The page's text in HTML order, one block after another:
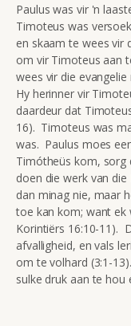
Paulus was vir 'n
Timoteus was
en skaam te wees vir
om vir Timoteus aan
wees vir die
Hy herinner vir
daardeur dat
16). Timoteus was
was. Paulus moes
Timótheüs kom, sorg
doen die werk van
dan minag nie, maar
toe kan kom; want ek
Korintiërs 16:10-11).
afvalligheid, en vals
om te volhard (3:1-
sulke druk aan te hou